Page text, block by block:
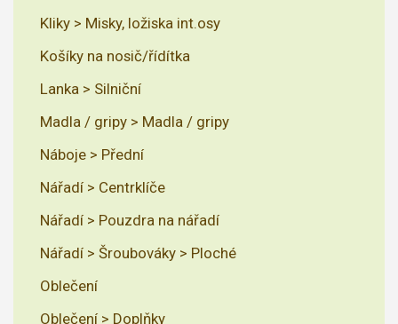
Kliky > Misky, ložiska int.osy
Košíky na nosič/řídítka
Lanka > Silniční
Madla / gripy > Madla / gripy
Náboje > Přední
Nářadí > Centrklíče
Nářadí > Pouzdra na nářadí
Nářadí > Šroubováky > Ploché
Oblečení
Oblečení > Doplňky